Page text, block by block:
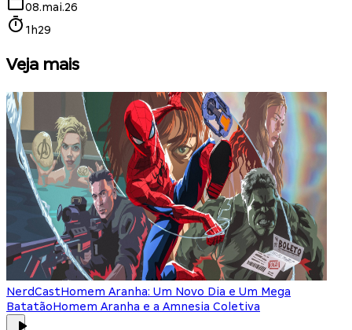
08.mai.26
1h29
Veja mais
NerdCastHomem Aranha: Um Novo Dia e Um Mega
BatatãoHomem Aranha e a Amnesia Coletiva